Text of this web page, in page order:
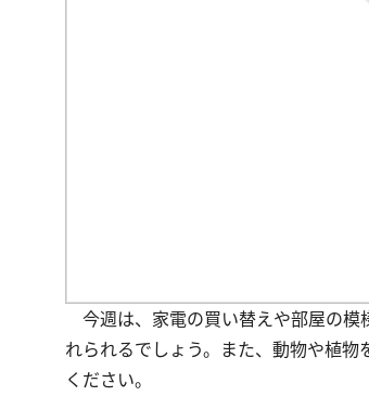
今週は、家電の買い替えや部屋の模
れられるでしょう。また、動物や植
ください。